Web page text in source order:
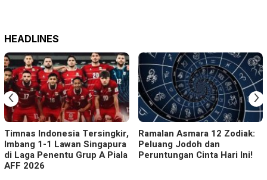
HEADLINES
Timnas Indonesia Tersingkir,
Imbang 1-1 Lawan Singapura
di Laga Penentu Grup A Piala
AFF 2026
Ramalan Asmara 12 Zodiak:
Peluang Jodoh dan
Peruntungan Cinta Hari Ini!
‹ ›